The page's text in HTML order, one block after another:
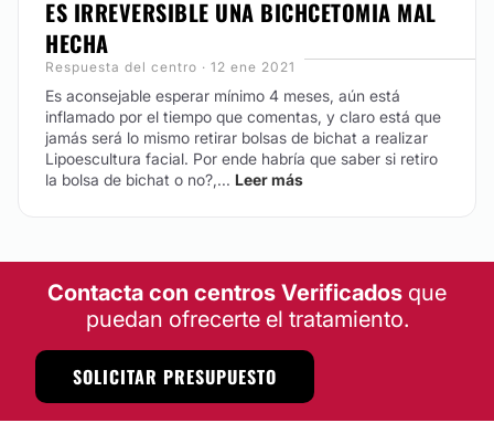
ES IRREVERSIBLE UNA BICHCETOMIA MAL
HECHA
Respuesta del centro · 12 ene 2021
Es aconsejable esperar mínimo 4 meses, aún está
inflamado por el tiempo que comentas, y claro está que
jamás será lo mismo retirar bolsas de bichat a realizar
Lipoescultura facial. Por ende habría que saber si retiro
la bolsa de bichat o no?,... Leer más
Contacta con centros Verificados que
puedan ofrecerte el tratamiento.
SOLICITAR PRESUPUESTO